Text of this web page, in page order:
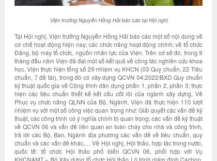
Viện trưởng Nguyễn Hồng Hải báo cáo tại Hội nghị
Tại Hội nghị, Viện trưởng Nguyễn Hồng Hải báo cáo một số nội dung về
cơ chế hoạt động hiện nay; các chức năng hoạt động chính, về tổ chức
Đảng, bộ máy tổ chức, nguồn nhân lực của Viện. Trên cơ sở đó, trong 9
tháng đầu năm Viện đã đạt một số kết quả về công tác nghiên cứu khoa
học, Viện thực hiện tổng số 29 nhiệm vụ KHCN (03 Quy chuẩn, 22 Tiêu
chuẩn, 7 đề tài), trong đó có xây dựng QCVN 04:2022/BXD Quy chuẩn
kỹ thuật quốc gia về Công trình dân dụng phần 1, phần 2, phần 3; thực
hiện các tiêu chuẩn thiết kế kết cấu cốt lõi của ngành xây dựng. Về
Phục vụ chức năng QLNN của Bộ, Ngành, Viện đã thực hiện 110 lượt
nhiệm vụ với một số công việc quan trọng như: Giải quyết các vấn đề kỹ
thuật, các công trình có ý nghĩa chính trị quan trọng; các vấn đề kỹ thuật
về QCVN 06 và vấn đề liên quan an toàn cháy cho nhà và công trình,
trả lời các Bộ, Ban, Ngành địa phương các vấn đề về tiêu chuẩn, quy
chuẩn và các vấn đề khác,… Về Hội nghị, Hội thảo, hợp tác trong nước,
quốc tế: tổ chức Hội thảo phổ biến QCVN 06, phối hợp với Vụ